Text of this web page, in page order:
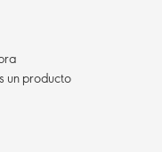
un producto